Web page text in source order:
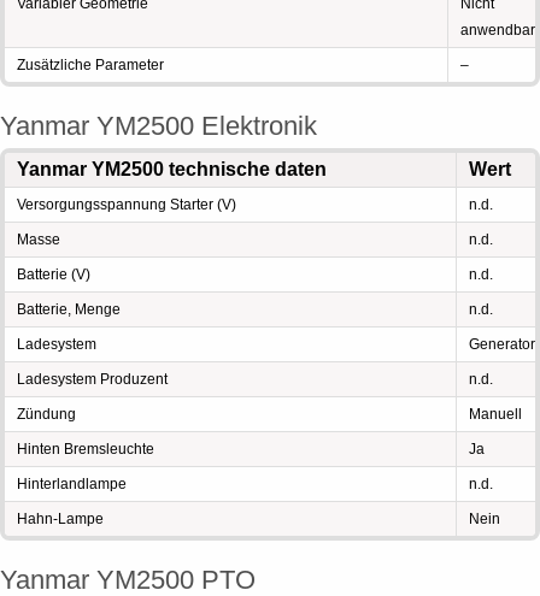
Variabler Geometrie
Nicht
anwendbar
Zusätzliche Parameter –
Yanmar YM2500 Elektronik
Yanmar YM2500 technische daten Wert
Versorgungsspannung Starter (V) n.d.
Masse n.d.
Batterie (V) n.d.
Batterie, Menge n.d.
Ladesystem Generator
Ladesystem Produzent n.d.
Zündung Manuell
Hinten Bremsleuchte Ja
Hinterlandlampe n.d.
Hahn-Lampe Nein
Yanmar YM2500 PTO